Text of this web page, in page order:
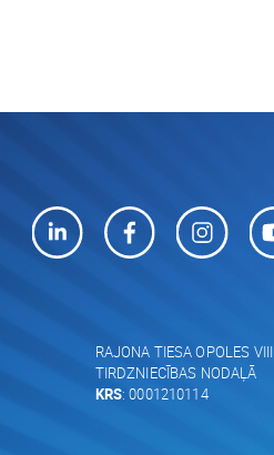
RAJONA TIESA OPOLES VIII
TIRDZNIECĪBAS NODAĻĀ
KRS: 0001210114